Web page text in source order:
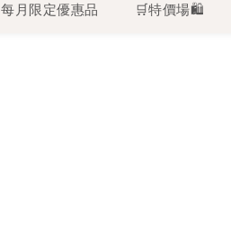
每月限定優惠品 🛒特價場🛍️